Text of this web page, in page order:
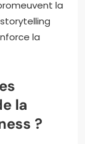
la
la
la
?